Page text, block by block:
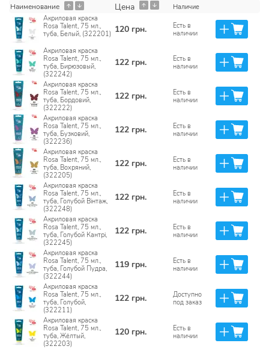
Наименование Цена
Наличие
Акриловая краска
Rosa Talent, 75 мл.,
туба, Белый, (322201) 120 грн.
Есть в
наличии
Акриловая краска
Rosa Talent, 75 мл.,
туба, Бирюзовый,
(322242)
122 грн.
Есть в
наличии
Акриловая краска
Rosa Talent, 75 мл.,
туба, Бордовий,
(322222)
122 грн.
Есть в
наличии
Акриловая краска
Rosa Talent, 75 мл.,
туба, Бузковий,
(322236)
122 грн.
Есть в
наличии
Акриловая краска
Rosa Talent, 75 мл.,
туба, Вохряний,
(322205)
122 грн.
Есть в
наличии
Акриловая краска
Rosa Talent, 75 мл.,
туба, Голубой Вінтаж,
(322248)
122 грн.
Есть в
наличии
Акриловая краска
Rosa Talent, 75 мл.,
туба, Голубой Кантрі,
(322245)
122 грн.
Есть в
наличии
Акриловая краска
Rosa Talent, 75 мл.,
туба, Голубой Пудра,
(322244)
119 грн.
Есть в
наличии
Акриловая краска
Rosa Talent, 75 мл.,
туба, Голубой,
(322211)
122 грн.
Доступно
под заказ
Акриловая краска
Rosa Talent, 75 мл.,
туба, Жёлтый,
(322203)
120 грн.
Есть в
наличии